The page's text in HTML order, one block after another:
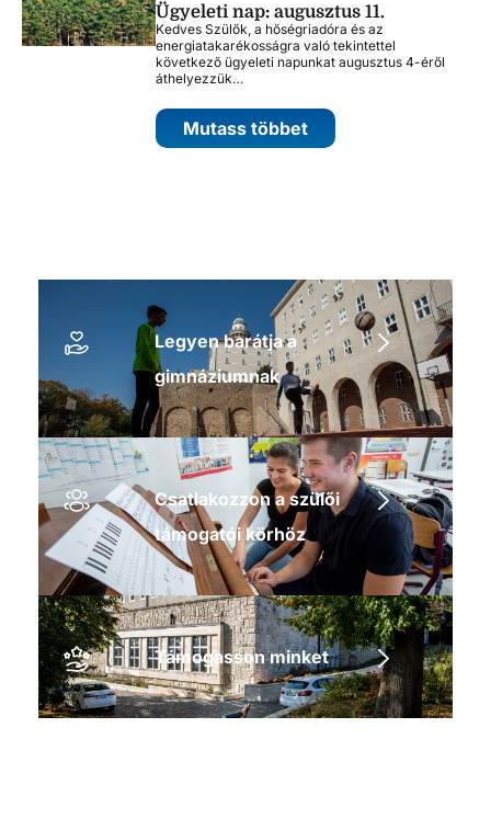
Ügyeleti nap: augusztus 11.
Kedves Szülők, a hőségriadóra és az
energiatakarékosságra való tekintettel
következő ügyeleti napunkat augusztus 4-éről
áthelyezzük…
Mutass többet
Legyen barátja a
gimnáziumnak
Csatlakozzon a szülői
támogatói körhöz
Támogasson minket